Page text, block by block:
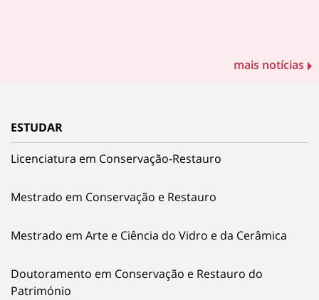
mais notícias
ESTUDAR
Licenciatura em Conservação-Restauro
Mestrado em Conservação e Restauro
Mestrado em Arte e Ciência do Vidro e da Cerâmica
Doutoramento em Conservação e Restauro do
Património